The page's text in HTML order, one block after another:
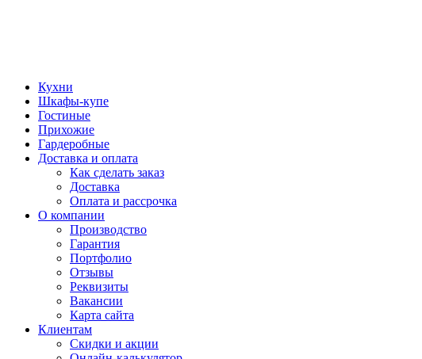
Кухни
Шкафы-купе
Гостиные
Прихожие
Гардеробные
Доставка и оплата
Как сделать заказ
Доставка
Оплата и рассрочка
О компании
Производство
Гарантия
Портфолио
Отзывы
Реквизиты
Вакансии
Карта сайта
Клиентам
Скидки и акции